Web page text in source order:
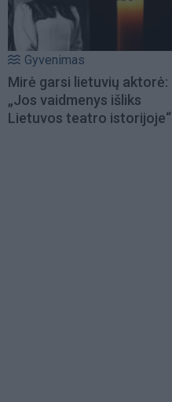
Gyvenimas
Mirė garsi lietuvių aktorė:
„Jos vaidmenys išliks
Lietuvos teatro istorijoje“